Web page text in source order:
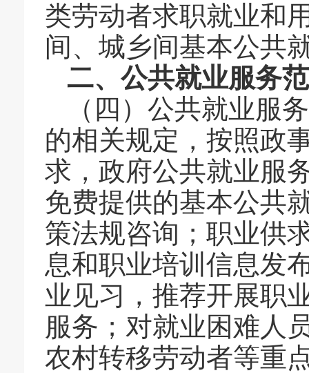
类劳动者求职就业和
间、城乡间基本公共
二、公共就业服务
（四）公共就业服
的相关规定，按照政
求，政府公共就业服
免费提供的基本公共
策法规咨询；职业供
息和职业培训信息发
业见习，推荐开展职
服务；对就业困难人
农村转移劳动者等重